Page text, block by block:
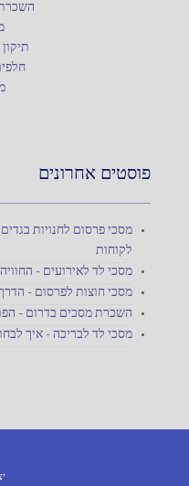
פוסטים אחרונים
מסכי פרסום לחנויות
לקוחות
מסכי לד לאירועים –
מסכי חוצות לפרסום –
השכרת מסכים בדרום –
מסכי לד לבריכה – איך